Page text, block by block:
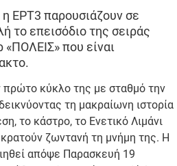
ΕΡΤ3 παρουσιάζουν σε
το επεισόδιο της σειράς
«ΠΟΛΕΙΣ» που είναι
πρώτο κύκλο της με σταθμό την
τη μακραίωνη ιστορία
το κάστρο, το Ενετικό Λιμάνι
ζωντανή τη μνήμη της. Η
απόψε Παρασκευή 19